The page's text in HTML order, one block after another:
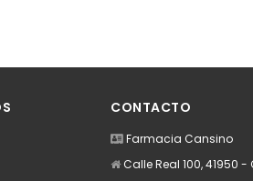
CONTACTO
Farmacia Cansino
Calle Real 100, 41950